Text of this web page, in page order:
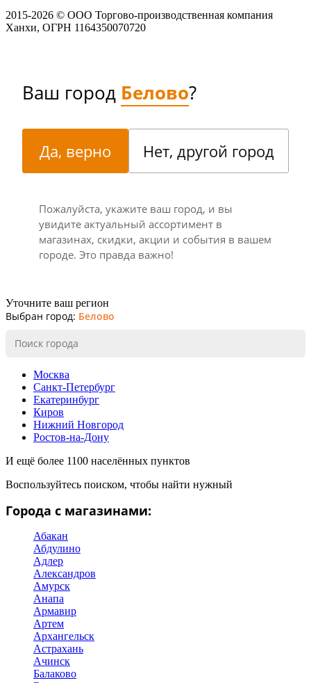
2015-2026 © ООО Торгово-производственная компания
Ханхи, ОГРН 1164350070720
Ваш город Белово?
Да, верно Нет, другой город
Пожалуйста, укажите ваш город, и вы
увидите актуальный ассортимент в
магазинах, скидки, акции и события в вашем
городе. Это правда важно!
Уточните ваш регион
Выбран город: Белово
Москва
Санкт-Петербург
Екатеринбург
Киров
Нижний Новгород
Ростов-на-Дону
И ещё более 1100 населённых пунктов
Воспользуйтесь поиском, чтобы найти нужный
Города с магазинами:
Абакан
Абдулино
Адлер
Александров
Амурск
Анапа
Армавир
Артем
Архангельск
Астрахань
Ачинск
Балаково